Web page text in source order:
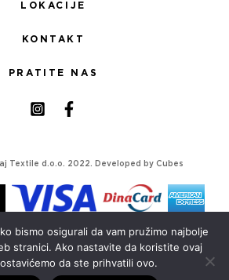
LOKACIJE
KONTAKT
PRATITE NAS
Textile d.o.o. 2022. Developed by Cubes
bismo osigurali da vam pružimo najbolje
stranici. Ako nastavite da koristite ovaj
da ste prihvatili ovo.